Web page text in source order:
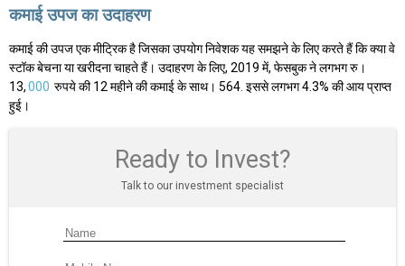
कमाई उपज का उदाहरण
कमाई की उपज एक मीट्रिक है जिसका उपयोग निवेशक यह समझने के लिए करते हैं कि क्या वे
स्टॉक बेचना या खरीदना चाहते हैं। उदाहरण के लिए, 2019 में, फेसबुक ने लगभग रु।
13,000 रुपये की 12 महीने की कमाई के साथ। 564. इससे लगभग 4.3% की आय प्राप्त
हुई।
Ready to Invest?
Talk to our investment specialist